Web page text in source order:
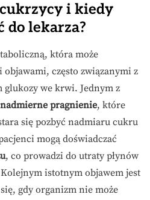
i kiedy
do lekarza?
która może
często związanymi z
glukozy we krwi. Jednym z
nadmierne pragnienie, które
się pozbyć nadmiaru cukru
mogą doświadczać
, co prowadzi do utraty płynów
istotnym objawem jest
gdy organizm nie może